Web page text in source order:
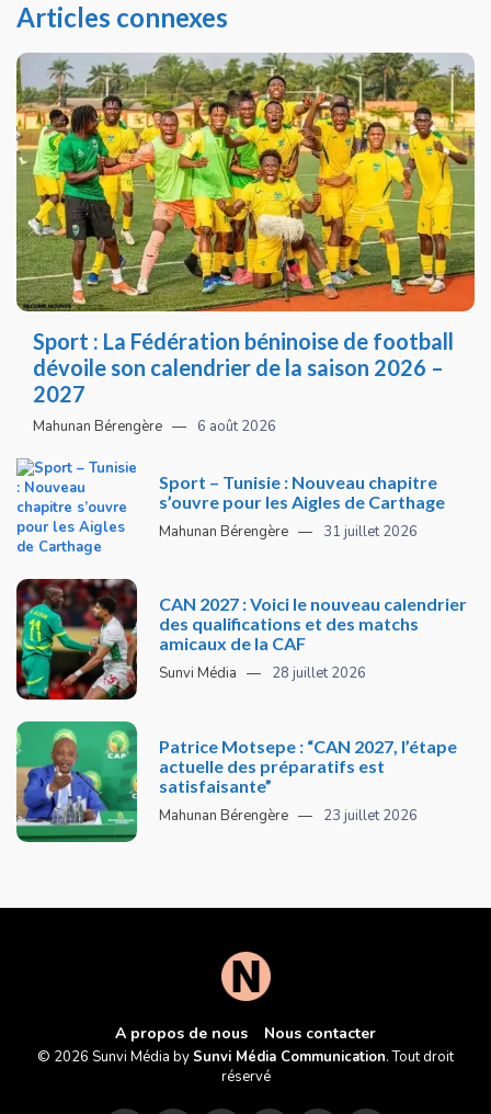
Articles connexes
Sport : La Fédération béninoise de football
dévoile son calendrier de la saison 2026 –
2027
Mahunan Bérengère 6 août 2026
Sport – Tunisie : Nouveau chapitre
s’ouvre pour les Aigles de Carthage
Mahunan Bérengère 31 juillet 2026
CAN 2027 : Voici le nouveau calendrier
des qualifications et des matchs
amicaux de la CAF
Sunvi Média 28 juillet 2026
Patrice Motsepe : “CAN 2027, l’étape
actuelle des préparatifs est
satisfaisante”
Mahunan Bérengère 23 juillet 2026
A propos de nous Nous contacter
© 2026 Sunvi Média by Sunvi Média Communication. Tout droit
réservé